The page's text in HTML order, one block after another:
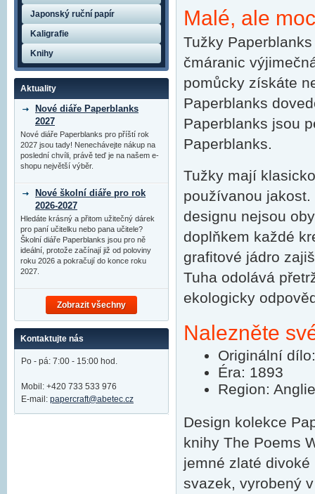
Malé, ale
Tužky
čmáranic
pomůcky získáte
Paperblanks
Paperblanks jsou
Paperblanks.
Tužky mají
používanou
designu nejsou
doplňkem každé
grafitové jádro
Tuha odolává
ekologicky
Nalezněte
Originální
Éra: 1893
Region: Anglie
Design kolekce
knihy The Poems
jemné zlaté
svazek, vyrobený
Japonský ruční papír
Kaligrafie
Knihy
Aktuality
Nové diáře Paperblanks
2027
Nové diáře Paperblanks pro příští rok
2027 jsou tady! Nenechávejte nákup na
poslední chvíli, právě teď je na našem e-
shopu největší výběr.
Nové školní diáře pro rok
2026-2027
Hledáte krásný a přitom užitečný dárek
pro paní učitelku nebo pana učitele?
Školní diáře Paperblanks jsou pro ně
ideální, protože začínají již od poloviny
roku 2026 a pokračují do konce roku
2027.
Zobrazit všechny
Kontaktujte nás
Po - pá: 7:00 - 15:00 hod.
Mobil: +420 733 533 976
E-mail: papercraft@abetec.cz